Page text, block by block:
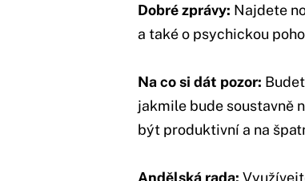
Dobré zprávy: Najdete
a také o psychickou
Na co si dát pozor:
jakmile bude soustavně
být produktivní a na
Andělská rada: